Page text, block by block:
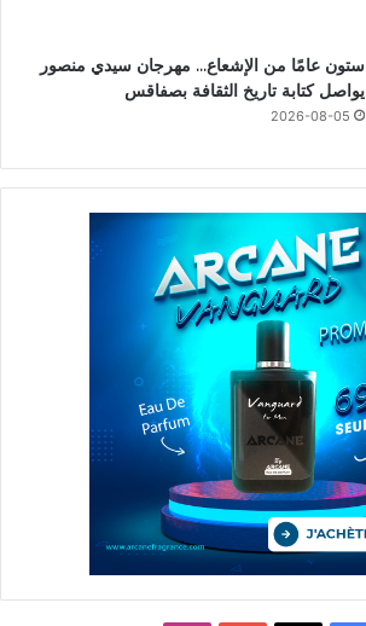
ستون عامًا من الإشعاع… مهرجان سيدي منصور
يواصل كتابة تاريخ الثقافة بصفاقس
2026-08-05